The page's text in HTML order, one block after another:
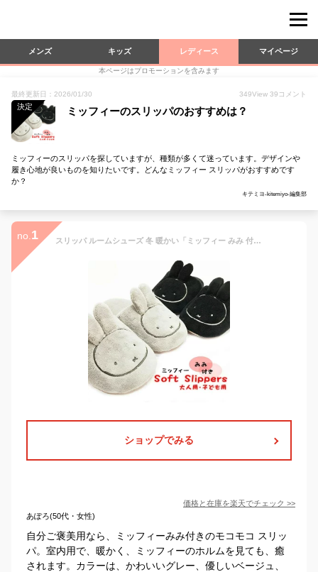
メンズ キッズ レディース マイページ
本ページはプロモーションを含みます
最終更新日：2026/01/30 349View 39 コメント
決定 ミッフィーのスリッパのおすすめは？
ミッフィーのスリッパを探していますが、種類が多くて迷っています。デザインや
履き心地が良いものを知りたいです。どんなミッフィー スリッパがおすすめです
か？
キテミヨ-kitemiyo-編集部
no. 1 スリッパ ルームシューズ 冬 暖かい「ミッフィー みみ 付き モコモコ スリッパ 大人 子供用」レディース あったか もこもこ 室内 かわいい おしゃれ 送料無料 1足販売 愛和総業
ショップでみる
価格と在庫を楽天でチェック >>
あぽろ(50代・女性)
自分ご褒美用なら、ミッフィーみみ付きのモコモコ スリッ
パ。室内用で、暖かく、ミッフィーのホルムを見ても、癒
されます。カラーは、かわいいグレー、優しいベージュ、